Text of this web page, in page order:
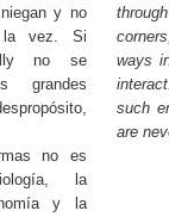
y no
la vez. Si
no se
grandes
no es
la
y la
ways
such
are